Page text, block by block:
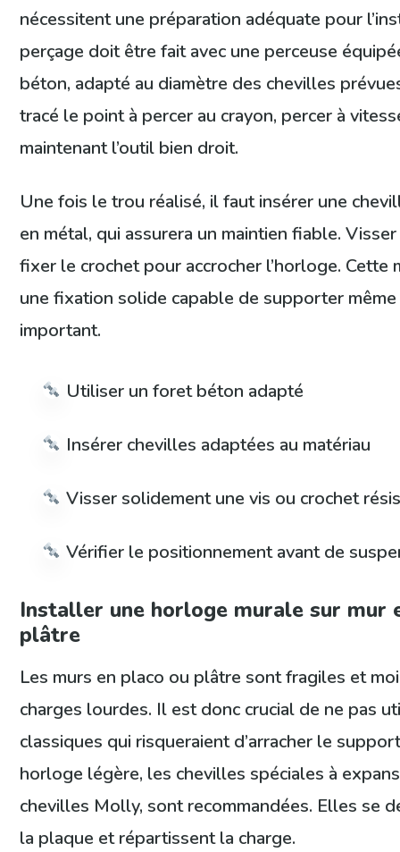
nécessitent une préparation adéquate pour
perçage doit être fait avec une perceuse
béton, adapté au diamètre des chevilles
tracé le point à percer au crayon, percer à
maintenant l’outil bien droit.
Une fois le trou réalisé, il faut insérer une
en métal, qui assurera un maintien fiable.
fixer le crochet pour accrocher l’horloge. Cette
une fixation solide capable de supporter
important.
Utiliser un foret béton adapté
Insérer chevilles adaptées au matériau
Visser solidement une vis ou crochet
Vérifier le positionnement avant de
Installer une horloge murale sur mur
plâtre
Les murs en placo ou plâtre sont fragiles et
charges lourdes. Il est donc crucial de ne pas
classiques qui risqueraient d’arracher le
horloge légère, les chevilles spéciales à
chevilles Molly, sont recommandées. Elles se
la plaque et répartissent la charge.